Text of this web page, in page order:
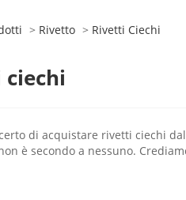
> Rivetto > Rivetti Ciechi
di acquistare rivetti ciechi
è secondo a nessuno.